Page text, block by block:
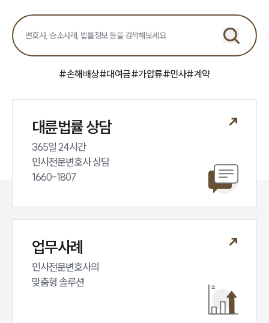
전체
구성원 소개
소식/자료
세미나
대륜법률상담예약
#손해배상#대여금#가압류#민사#계약
대륜법률 상담
365일 24시간
민사전문변호사 상담
1660-1807
업무사례
민사전문변호사의
맞춤형 솔루션